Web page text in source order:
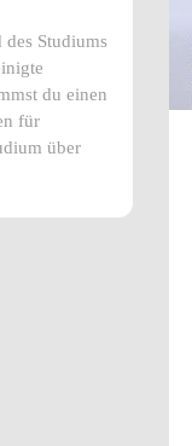
Studiums
du einen
für
über